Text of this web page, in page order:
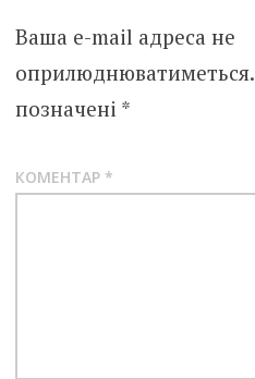
Ваша e-mail адреса не
оприлюднюватиметься.
позначені *
КОМЕНТАР *